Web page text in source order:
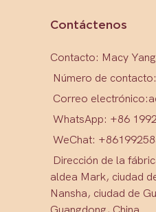
Contáctenos
Contacto: Macy Yang
Número de
Correo electrónico:
WhatsApp: +86
WeChat: +86
Dirección de la
aldea Mark, ciudad
Nansha, ciudad de